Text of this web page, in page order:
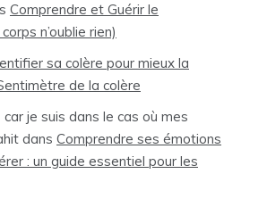
Comprendre et Guérir le
n’oublie rien)
sa colère pour mieux la
de la colère
je suis dans le cas où mes
dans Comprendre ses émotions
: un guide essentiel pour les